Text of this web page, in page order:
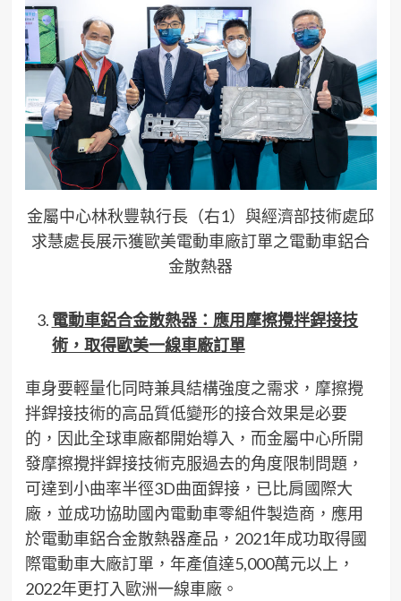
金屬中心林秋豐執行長（右1）與經濟部技術處邱
求慧處長展示獲歐美電動車廠訂單之電動車鋁合
金散熱器
電動車鋁合金散熱器：應用摩擦攪拌銲接技
術，取得歐美一線車廠訂單
車身要輕量化同時兼具結構強度之需求，摩擦攪
拌銲接技術的高品質低變形的接合效果是必要
的，因此全球車廠都開始導入，而金屬中心所開
發摩擦攪拌銲接技術克服過去的角度限制問題，
可達到小曲率半徑3D曲面銲接，已比肩國際大
廠，並成功協助國內電動車零組件製造商，應用
於電動車鋁合金散熱器產品，2021年成功取得國
際電動車大廠訂單，年產值達5,000萬元以上，
2022年更打入歐洲一線車廠。